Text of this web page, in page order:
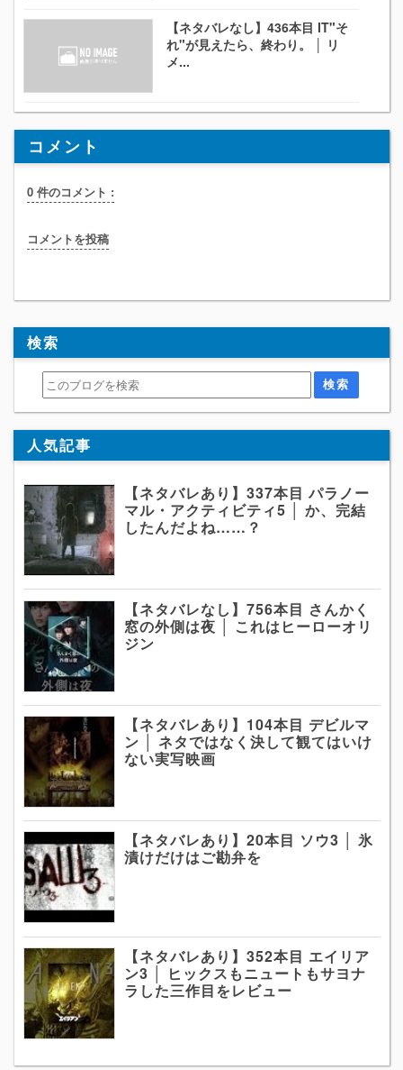
【ネタバレなし】436本目 IT"そ
れ"が見えたら、終わり。 │ リ
メ...
コメント
0 件のコメント :
コメントを投稿
検索
人気記事
【ネタバレあり】337本目 パラノー
マル・アクティビティ5 │ か、完結
したんだよね……？
【ネタバレなし】756本目 さんかく
窓の外側は夜 │ これはヒーローオリ
ジン
【ネタバレあり】104本目 デビルマ
ン │ ネタではなく決して観てはいけ
ない実写映画
【ネタバレあり】20本目 ソウ3 │ 氷
漬けだけはご勘弁を
【ネタバレあり】352本目 エイリア
ン3 │ ヒックスもニュートもサヨナ
ラした三作目をレビュー